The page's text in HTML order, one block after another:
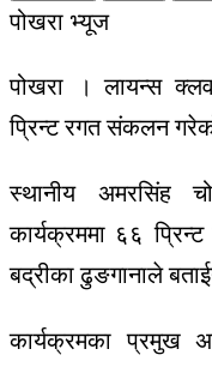
पोखरा भ्यूज
पोखरा । लायन्स
प्रिन्ट रगत संकलन
स्थानीय अमरसिंह
कार्यक्रममा ६६ प्रिन्ट
बद्रीका ढुङगानाले
कार्यक्रमका प्रमुख